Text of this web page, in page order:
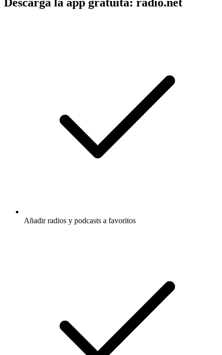
Añadir radios y podcasts a favoritos